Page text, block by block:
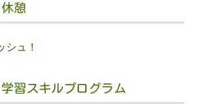
憩
シュ！
習スキルプログラム